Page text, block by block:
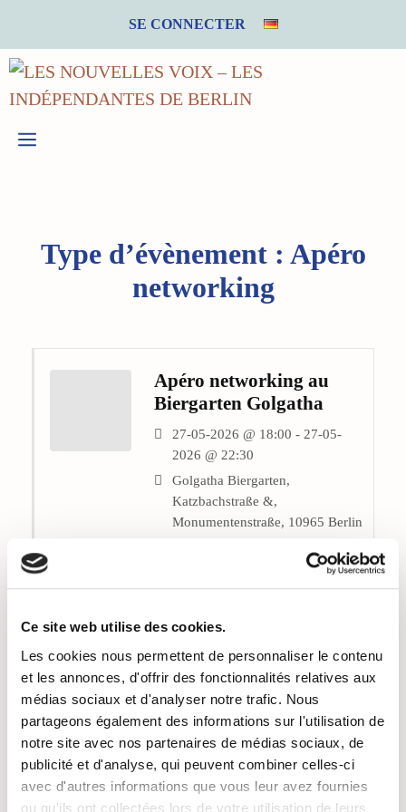
Ce site web utilise des cookies.
Les cookies nous permettent de personnaliser le contenu
et les annonces, d'offrir des fonctionnalités relatives aux
médias sociaux et d'analyser notre trafic. Nous
partageons également des informations sur l'utilisation de
notre site avec nos partenaires de médias sociaux, de
publicité et d'analyse, qui peuvent combiner celles-ci
avec d'autres informations que vous leur avez fournies
ou qu'ils ont collectées lors de votre utilisation de leurs
contenu
SE CONNECTER
MENU
Type d’évènement : Apéro
networking
Apéro networking au
Biergarten Golgatha
27-05-2026 @ 18:00 - 27-05-
2026 @ 22:30
Golgatha Biergarten,
Katzbachstraße &,
Monumentenstraße, 10965 Berlin
Gratuit
Rencontre des
professionnelles des
métiers de la création
20-05-2026 @ 18:00 - 20-05-
2026 @ 21:00
Café am Engelbecken,
Michaelkirchpl. 25, 10179 Berlin
Apéro networking Gratuit